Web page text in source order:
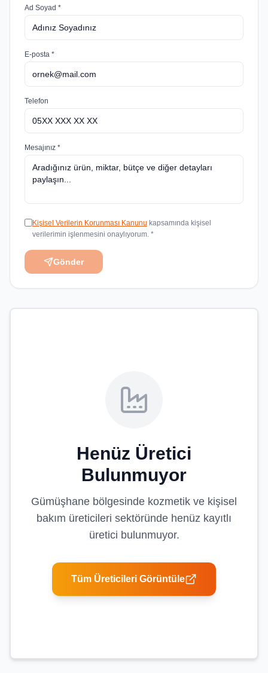
Ad Soyad *
E-posta *
Telefon
Mesajınız *
Kişisel Verilerin Korunması Kanunu kapsamında kişisel
verilerimin işlenmesini onaylıyorum. *
Gönder
Henüz Üretici
Bulunmuyor
Gümüşhane bölgesinde kozmetik ve kişisel
bakım üreticileri sektöründe henüz kayıtlı
üretici bulunmuyor.
Tüm Üreticileri Görüntüle